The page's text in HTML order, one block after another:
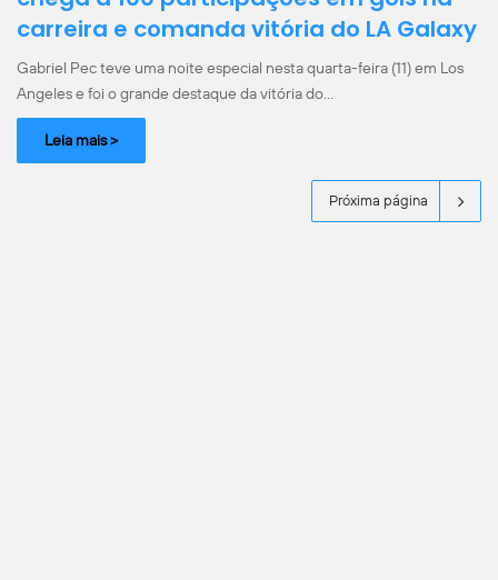
carreira e comanda vitória do LA Galaxy
Gabriel Pec teve uma noite especial nesta quarta-feira (11) em Los
Angeles e foi o grande destaque da vitória do…
Leia mais >
Próxima página